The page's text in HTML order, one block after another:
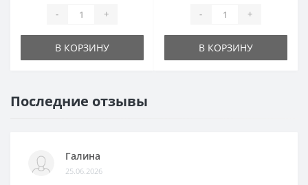
- +
В КОРЗИНУ
- +
В КОРЗИНУ
Последние отзывы
Галина
25.06.2026